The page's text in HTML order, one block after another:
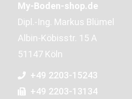
My-Boden-shop.de
Dipl.-Ing. Markus Blümel
Albin-Köbisstr. 15 A
51147 Köln
+49 2203-15243
+49 2203-13134